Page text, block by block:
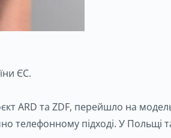
ЄС.
ARD та ZDF, перейшло на
підході. У Польщі та